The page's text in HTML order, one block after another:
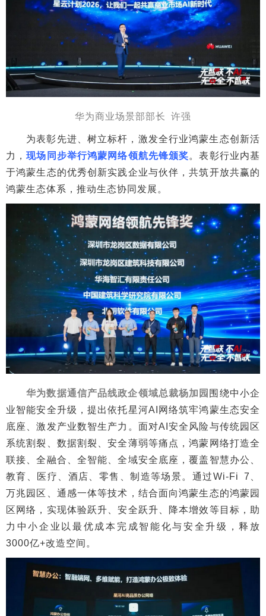
华为商业场景部部长 许强
为表彰先进、树立标杆，激发全行业鸿蒙生态创新活
力，现场同步举行鸿蒙网络领航先锋颁奖。表彰行业内基
于鸿蒙生态的优秀创新实践企业与伙伴，共筑开放共赢的
鸿蒙生态体系，推动生态协同发展。
华为数据通信产品线政企领域总裁杨加园 围绕中小企
业智能安全升级，提出依托星河AI网络筑牢鸿蒙生态安全
底座、激发产业数智生产力。面对AI安全风险与传统园区
系统割裂、数据割裂、安全薄弱等痛点，鸿蒙网络打造全
联接、全融合、全智能、全域安全底座，覆盖智慧办公、
教育、医疗、酒店、零售、制造等场景。通过Wi-Fi 7、
万兆园区、通感一体等技术，结合面向鸿蒙生态的鸿蒙园
区网络，实现体验跃升、安全跃升、降本增效等目标，助
力中小企业以最优成本完成智能化与安全升级，释放
3000亿+改造空间。